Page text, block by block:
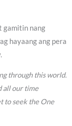
gamitin nang
hayaang ang pera
through this world.
all our time
to seek the One